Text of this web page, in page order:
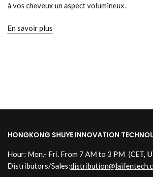
à vos cheveux un aspect volumineux.
En savoir plus
HONGKONG SHUYE INNOVATION
Hour: Mon.- Fri. From 7 AM to 3 PM (CET,
Distributors/Sales: